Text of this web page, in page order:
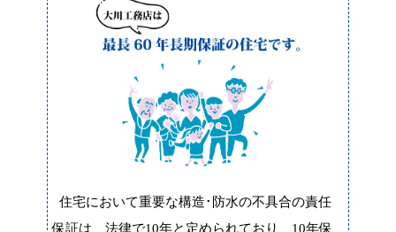
住宅において重要な構造･防水の不具合の責任
保証は、法律で10年と定められており、10年保